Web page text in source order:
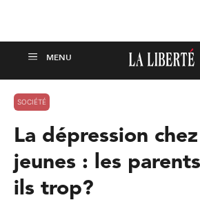
SOCIÉTÉ
La dépression
jeunes : les
ils trop?